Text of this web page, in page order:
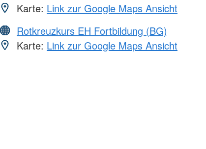
Karte: Link zur Google Maps Ansicht
Rotkreuzkurs EH Fortbildung (BG)
Karte: Link zur Google Maps Ansicht